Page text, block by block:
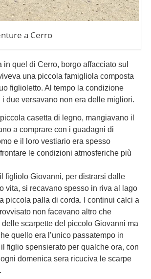
a Cerro
in quel di Cerro, borgo affacciato sul
una piccola famigliola composta
figlioletto. Al tempo la condizione
due versavano non era delle migliori.
casetta di legno, mangiavano il
a comprare con i guadagni di
e il loro vestiario era spesso
le condizioni atmosferiche più
il figliolo Giovanni, per distrarsi dalle
vita, si recavano spesso in riva al lago
piccola palla di corda. I continui calci a
non facevano altro che
scarpette del piccolo Giovanni ma
quello era l’unico passatempo in
figlio spensierato per qualche ora, con
domenica sera ricuciva le scarpe